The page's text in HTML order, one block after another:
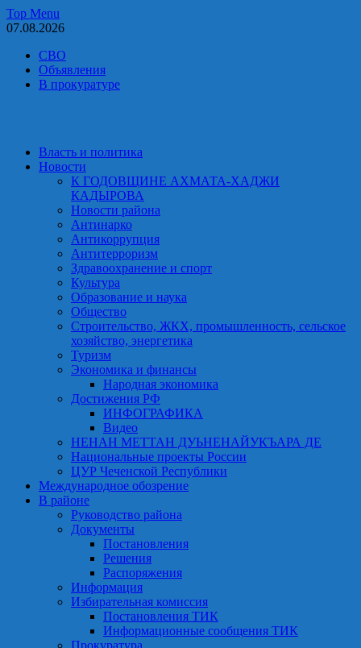
Skip
to
Top Menu
07.08.2026
СВО
Объявления
В прокуратуре
Власть и политика
Новости
К ГОДОВЩИНЕ АХМАТА-ХАДЖИ
КАДЫРОВА
Новости района
Антинарко
Антикоррупция
Антитерроризм
Здравоохранение и спорт
Культура
Образование и наука
Общество
Строительство, ЖКХ, промышленность, сельское
хозяйство, энергетика
Туризм
Экономика и финансы
Народная экономика
Достижения РФ
ИНФОГРАФИКА
Видео
НЕНАН МЕТТАН ДУЬНЕНАЙУКЪАРА ДЕ
Национальные проекты России
ЦУР Чеченской Республики
Международное обозрение
В районе
Руководство района
Документы
Постановления
Решения
Распоряжения
Информация
Избирательная комиссия
Постановления ТИК
Информационные сообщения ТИК
Прокуратура